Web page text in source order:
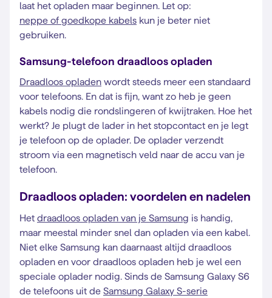
laat het opladen maar beginnen. Let op:
neppe of goedkope kabels kun je beter niet
gebruiken.
Samsung-telefoon draadloos opladen
Draadloos opladen wordt steeds meer een standaard
voor telefoons. En dat is fijn, want zo heb je geen
kabels nodig die rondslingeren of kwijtraken. Hoe het
werkt? Je plugt de lader in het stopcontact en je legt
je telefoon op de oplader. De oplader verzendt
stroom via een magnetisch veld naar de accu van je
telefoon.
Draadloos opladen: voordelen en nadelen
Het draadloos opladen van je Samsung is handig,
maar meestal minder snel dan opladen via een kabel.
Niet elke Samsung kan daarnaast altijd draadloos
opladen en voor draadloos opladen heb je wel een
speciale oplader nodig. Sinds de Samsung Galaxy S6
de telefoons uit de Samsung Galaxy S-serie